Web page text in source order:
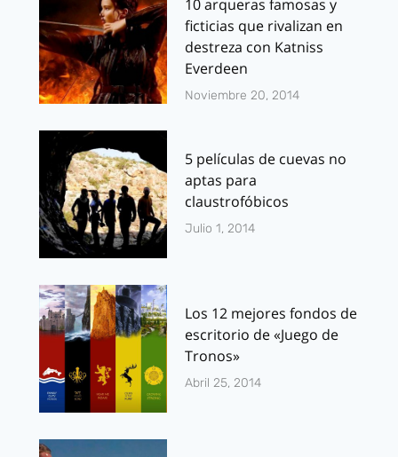
10 arqueras famosas y
ficticias que rivalizan en
destreza con Katniss
Everdeen
Noviembre 20, 2014
5 películas de cuevas no
aptas para
claustrofóbicos
Julio 1, 2014
Los 12 mejores fondos de
escritorio de «Juego de
Tronos»
Abril 25, 2014